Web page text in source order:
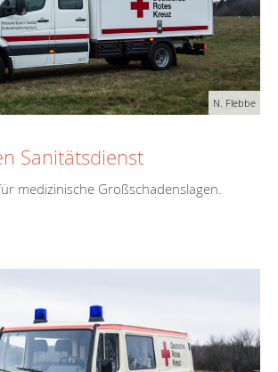
N. Flebbe
Sanitätsdienst
medizinische Großschadenslagen.